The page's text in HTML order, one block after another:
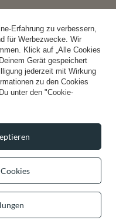
Uhr
on-Trent
Erfahrung zu verbessern,
für Werbezwecke. Wir
Klick auf „Alle Cookies
Gerät gespeichert
jederzeit mit Wirkung
zu den Cookies
unter den "Cookie-